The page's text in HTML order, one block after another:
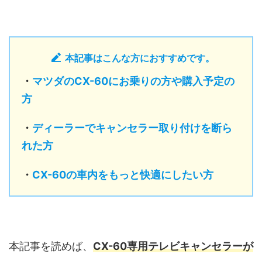
本記事はこんな方におすすめです。
・ マツダのCX-60にお乗りの方や購入予定の
方
・ ディーラーでキャンセラー取り付けを断ら
れた方
・ CX-60の車内をもっと快適にしたい方
本記事を読めば、 CX-60専用テレビキャンセラーが